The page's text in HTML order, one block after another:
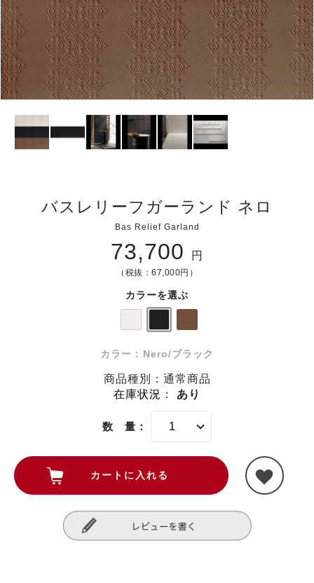
バスレリーフガーランド ネロ
Bas Relief Garland
73,700 円
（税抜：67,000円）
カラーを選ぶ
カラー : Nero/ブラック
商品種別：通常商品
在庫状況 ： あり
数 量：